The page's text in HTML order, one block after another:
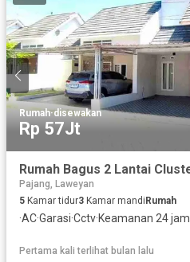
Rumah·disewakan
Rp 57Jt
Pajang, Laweyan
5 Kamar tidur3 Kamar mandi Rumah
·AC·Garasi·Cctv·Keamanan 24 jam
Pertama kali terlihat bulan lalu